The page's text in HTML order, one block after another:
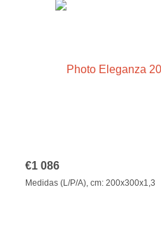
€1 086
Medidas (L/P/A), cm: 200x300x1,3